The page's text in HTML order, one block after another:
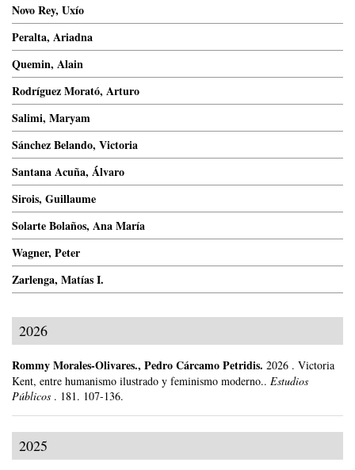
2026
Rommy Morales-Olivares., Pedro Cárcamo Petridis. 2026 . Victoria
Kent, entre humanismo ilustrado y feminismo moderno.. Estudios
Públicos . 181. 107-136.
2025
Novo Rey, Uxío
Peralta, Ariadna
Quemin, Alain
Rodríguez Morató, Arturo
Salimi, Maryam
Sánchez Belando, Victoria
Santana Acuña, Álvaro
Sirois, Guillaume
Solarte Bolaños, Ana María
Wagner, Peter
Zarlenga, Matías I.